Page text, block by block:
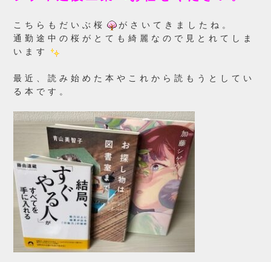
こちらもだいぶ桜
がさいてきましたね。
通勤途中の桜がとても綺麗なので見とれてしま
います
最近、読み始めた本やこれから読もうとしてい
る本です。